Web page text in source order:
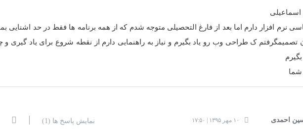
اسماعیلی
نرم افزار دارم اما بعد از فارغ التحصیلی متوجه شدم که از همه برنامه ها فقط در حد اشنایی
تصمیمگرفتم ک طراحی وب رو یاد بگیرم و نیاز به راهنمایی دارم از نقطه شروع برای یاد گیری و
شما
احمدی ۱۰ مهر ۱۳۹۵ | ۱۷:۵۰ نمایش پاسخ ها (1)